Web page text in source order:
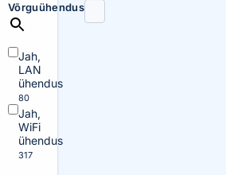
Võrguühendus
Jah,
LAN
ühendus
80
Jah,
WiFi
ühendus
317